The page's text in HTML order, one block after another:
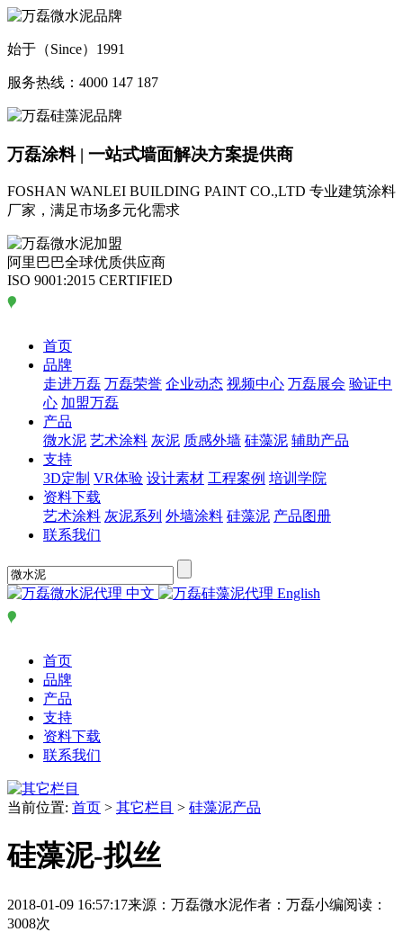
始于（Since）1991
服务热线：4000 147 187
万磊涂料 | 一站式墙面解决方案提供商
FOSHAN WANLEI BUILDING PAINT CO.,LTD 专业建筑涂料
厂家，满足市场多元化需求
阿里巴巴全球优质供应商
ISO 9001:2015 CERTIFIED
首页
品牌
走进万磊 万磊荣誉 企业动态 视频中心 万磊展会 验证中
心 加盟万磊
产品
微水泥 艺术涂料 灰泥 质感外墙 硅藻泥 辅助产品
支持
3D定制 VR体验 设计素材 工程案例 培训学院
资料下载
艺术涂料 灰泥系列 外墙涂料 硅藻泥 产品图册
联系我们
中文 English
首页
品牌
产品
支持
资料下载
联系我们
当前位置: 首页 > 其它栏目 > 硅藻泥产品
硅藻泥-拟丝
2018-01-09 16:57:17来源：万磊微水泥作者：万磊小编阅读：
3008次